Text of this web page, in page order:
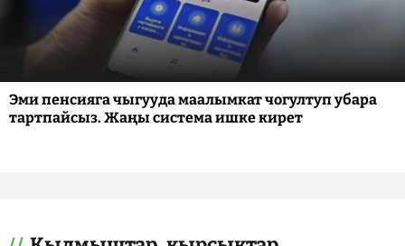
Эми пенсияга чыгууда маалымкат чогултуп убара
тартпайсыз. Жаңы система ишке кирет